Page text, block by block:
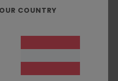
COUNTRY